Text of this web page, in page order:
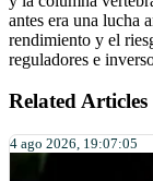
antes era una lucha
rendimiento y el
reguladores e
Related Articles
4 ago 2026, 19:07:05